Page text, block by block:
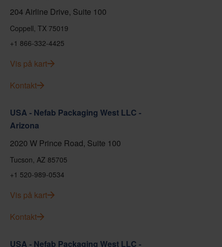
204 Airline Drive, Suite 100
Coppell, TX 75019
+1 866-332-4425
Vis på kart
Kontakt
USA - Nefab Packaging West LLC -
Arizona
2020 W Prince Road, Suite 100
Tucson, AZ 85705
+1 520-989-0534
Vis på kart
Kontakt
USA - Nefab Packaging West LLC -